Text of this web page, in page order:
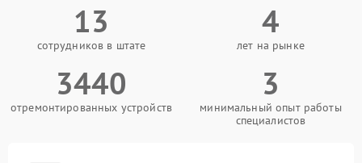
13
сотрудников в штате
4
лет на рынке
3440
отремонтированных устройств
3
минимальный опыт работы
специалистов